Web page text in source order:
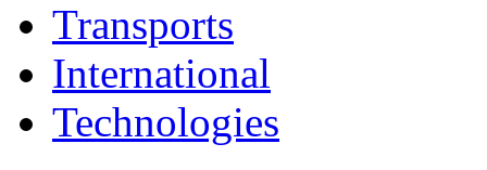
Transports
International
Technologies